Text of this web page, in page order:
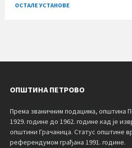
ОСТАЛЕ УСТАНОВЕ
ОПШТИНА ПЕТРОВО
Према званичним подацима, општина
1929. године до 1962. године кад је
општини Грачаница. Статус општине
референдумом грађана 1991. године.